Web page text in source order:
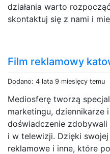
działania warto
skontaktuj się z nami i
Film reklamowy
Dodano: 4 lata 9 miesięcy temu
Mediosferę tworzą
marketingu, dziennikarze
doświadczenie
i w telewizji. Dzięki
reklamowe i inne, które